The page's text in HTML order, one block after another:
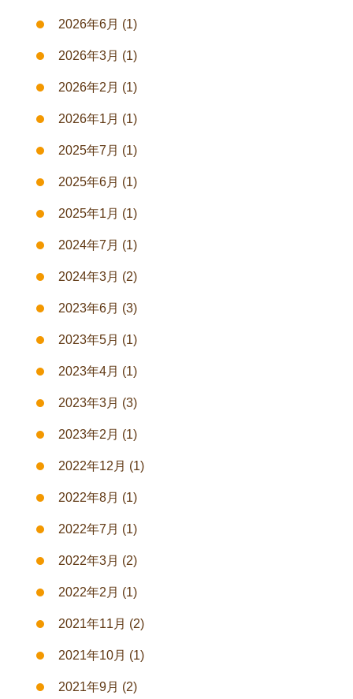
2026年6月 (1)
2026年3月 (1)
2026年2月 (1)
2026年1月 (1)
2025年7月 (1)
2025年6月 (1)
2025年1月 (1)
2024年7月 (1)
2024年3月 (2)
2023年6月 (3)
2023年5月 (1)
2023年4月 (1)
2023年3月 (3)
2023年2月 (1)
2022年12月 (1)
2022年8月 (1)
2022年7月 (1)
2022年3月 (2)
2022年2月 (1)
2021年11月 (2)
2021年10月 (1)
2021年9月 (2)